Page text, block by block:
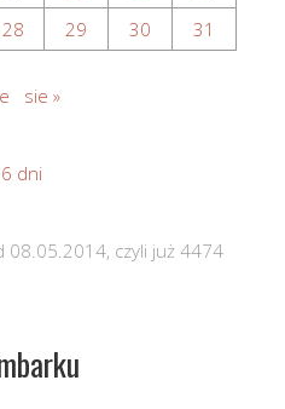
28 29 30 31
sie »
dni
08.05.2014, czyli już 4474